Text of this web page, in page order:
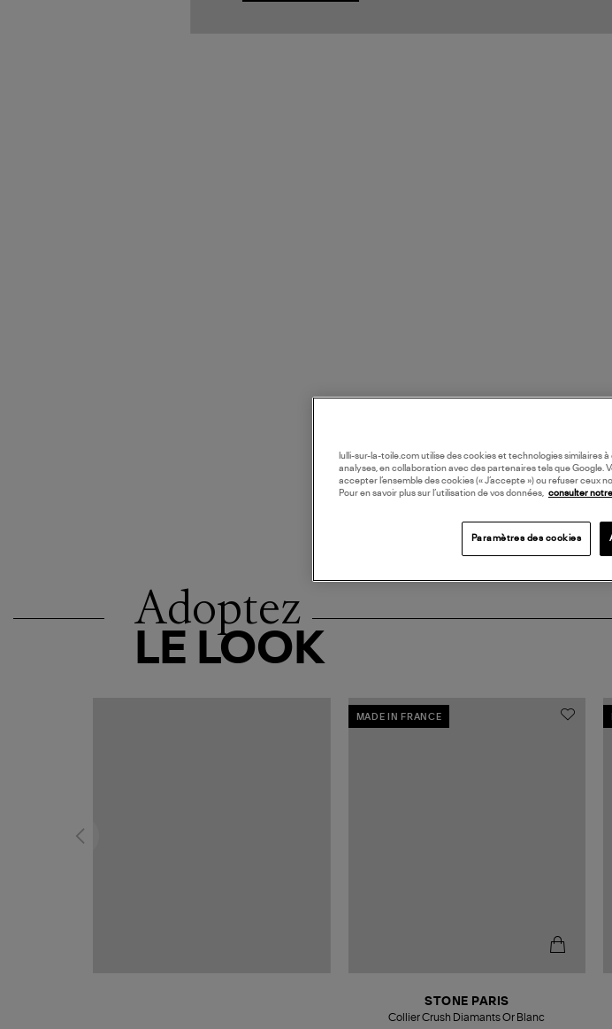
Adoptez
LE LOOK
MADE IN FRANCE
STONE PARIS
Collier Crush Diamants Or Blanc
lulli-sur-la-toile.com utilise des cookies et technologies similaires
analyses, en collaboration avec des partenaires tels que Google.
accepter l’ensemble des cookies (« J’accepte ») ou refuser
Pour en savoir plus sur l’utilisation de vos données, consulter
Paramètres des cookies